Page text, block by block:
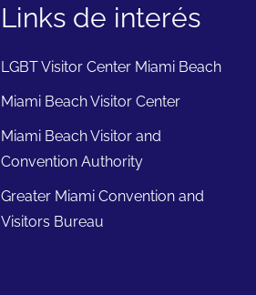
Links de interés
LGBT Visitor Center Miami Beach
Miami Beach Visitor Center
Miami Beach Visitor and
Convention Authority
Greater Miami Convention and
Visitors Bureau